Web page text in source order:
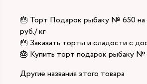
🎂 Торт Подарок рыбаку № 650 на
руб./ кг
🎂 Заказать торты и сладости с
🎂 Купить торт подарок рыбаку
Другие названия этого товара